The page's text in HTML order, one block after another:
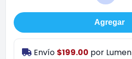
Agregar
Envío $199.00 por Lumen